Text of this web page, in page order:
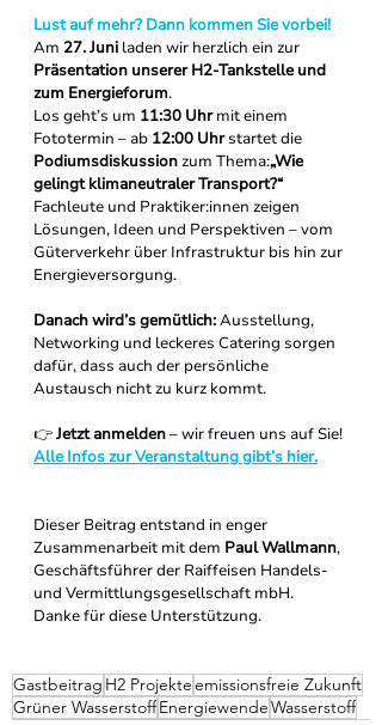
Lust auf mehr? Dann kommen Sie vorbei!
Am 27. Juni laden wir herzlich ein zur
Präsentation unserer H2-Tankstelle und
zum Energieforum.
Los geht’s um 11:30 Uhr mit einem
Fototermin – ab 12:00 Uhr startet die
Podiumsdiskussion zum Thema:„Wie
gelingt klimaneutraler Transport?“
Fachleute und Praktiker:innen zeigen
Lösungen, Ideen und Perspektiven – vom
Güterverkehr über Infrastruktur bis hin zur
Energieversorgung.
Danach wird’s gemütlich: Ausstellung,
Networking und leckeres Catering sorgen
dafür, dass auch der persönliche
Austausch nicht zu kurz kommt.
👉 Jetzt anmelden – wir freuen uns auf Sie!
Alle Infos zur Veranstaltung gibt’s hier.
Dieser Beitrag entstand in enger
Zusammenarbeit mit dem Paul Wallmann,
Geschäftsführer der Raiffeisen Handels-
und Vermittlungsgesellschaft mbH.
Danke für diese Unterstützung.
Gastbeitrag H2 Projekteemissionsfreie Zukunft
Grüner WasserstoffEnergiewendeWasserstoff